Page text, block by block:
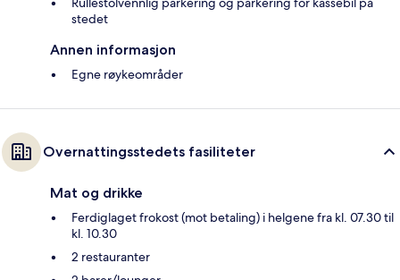
stedet
Annen informasjon
Egne røykeområder
Overnattingsstedets fasiliteter
Mat og drikke
Ferdiglaget frokost (mot betaling) i helgene fra kl. 07.30 til
kl. 10.30
2 restauranter